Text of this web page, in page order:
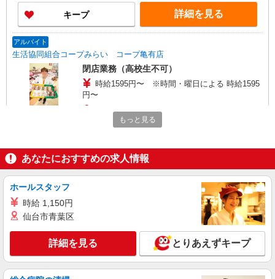
キープ 詳細を見る
アルバイト
生活協同組合コープみらい コープ亀有店
閉店業務（高校生不可）
時給1595円〜 ※時間・曜日による 時給1595
円〜
東京都葛飾区亀有2-15-4
パート
ライフ水元店（店舗コード846）
ライフ水元店 東京都葛飾区水元2-11-5
キープ 詳細を見る
もっと見る
あなたにおすすめの求人情報
ホールスタッフ
時給 1,150円
仙台市青葉区
詳細を見る とりあえずキープ